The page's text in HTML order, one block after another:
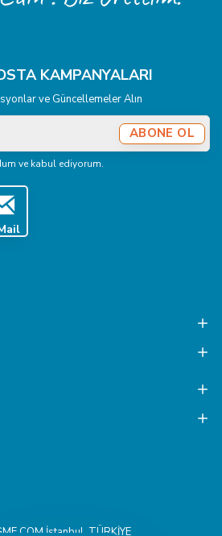
KAMPANYALARI
ve Güncellemeler Alın
ABONE OL
ve kabul ediyorum.
İstanbul, TÜRKİYE